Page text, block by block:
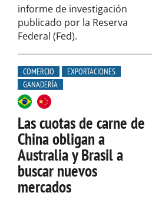
informe de investigación
publicado por la Reserva
Federal (Fed).
COMERCIO
EXPORTACIONES
GANADERÍA
Las cuotas de carne de
China obligan a
Australia y Brasil a
buscar nuevos
mercados